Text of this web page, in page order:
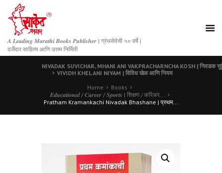
𝑨 𝑳𝒆𝒂𝒅𝒊𝒏𝒈 𝑴𝒂𝒓𝒂𝒕𝒉𝒊 𝑩𝒐𝒐𝒌𝒔 𝑷𝒖𝒃𝒍𝒊𝒔𝒉𝒆𝒓 | ग्रंथसेवेची ५० वर्षे |
दर्जेदार साहित्य आणि उत्तम निर्मिती
NIVADAK SUVICHAR, MHANI ANI VAKPRACHARNCHA KOSH | निवडक
VIVIDH KHEL ANI NIYAM | विविध खेळ आणि नियम
Home
Books
𝑬𝒅𝒖𝒄𝒂𝒕𝒊𝒐𝒏𝒂𝒍 / 𝑪𝒂𝒓𝒆𝒆𝒓 / 𝑺𝒑𝒐𝒓𝒕𝒔 | शिक्षण / करिअर...
Pratham Kramankachi Nivadak Bhashane | प्रथम...